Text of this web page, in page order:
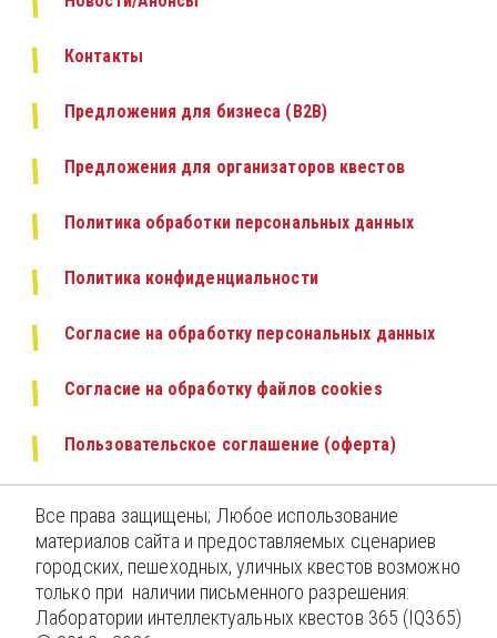
Контакты
Предложения для бизнеса (B2B)
Предложения для организаторов квестов
Политика обработки персональных данных
Политика конфиденциальности
Согласие на обработку персональных данных
Согласие на обработку файлов cookies
Пользовательское соглашение (оферта)
Все права защищены; Любое использование
материалов сайта и предоставляемых сценариев
городских, пешеходных, уличных квестов возможно
только при  наличии письменного разрешения:
Лаборатории интеллектуальных квестов 365 (IQ365)